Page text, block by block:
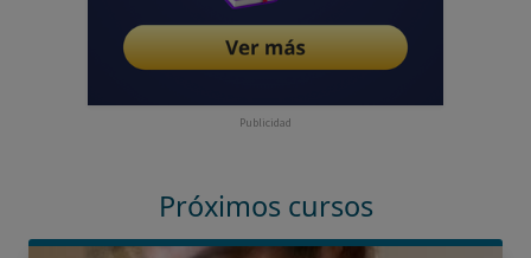
Publicidad
Próximos cursos